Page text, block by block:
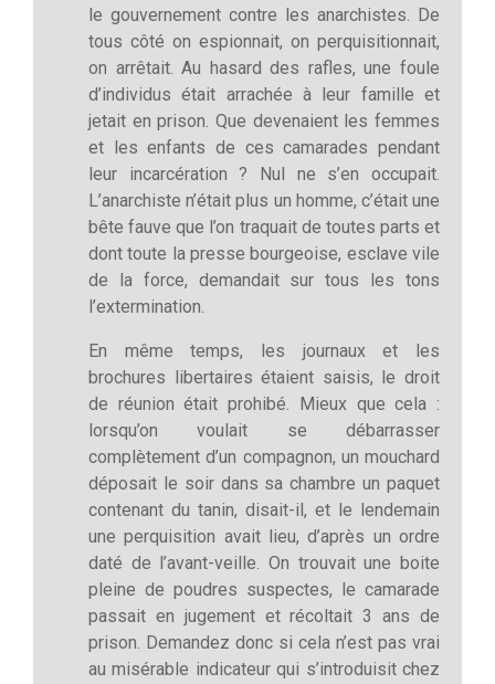
le gouvernement contre les anarchistes. De
tous côté on espionnait, on perquisitionnait,
on arrêtait. Au hasard des rafles, une foule
d’individus était arrachée à leur famille et
jetait en prison. Que devenaient les femmes
et les enfants de ces camarades pendant
leur incarcération ? Nul ne s’en occupait.
L’anarchiste n’était plus un homme, c’était une
bête fauve que l’on traquait de toutes parts et
dont toute la presse bourgeoise, esclave vile
de la force, demandait sur tous les tons
l’extermination.
En même temps, les journaux et les
brochures libertaires étaient saisis, le droit
de réunion était prohibé. Mieux que cela :
lorsqu’on voulait se débarrasser
complètement d’un compagnon, un mouchard
déposait le soir dans sa chambre un paquet
contenant du tanin, disait-il, et le lendemain
une perquisition avait lieu, d’après un ordre
daté de l’avant-veille. On trouvait une boite
pleine de poudres suspectes, le camarade
passait en jugement et récoltait 3 ans de
prison. Demandez donc si cela n’est pas vrai
au misérable indicateur qui s’introduisit chez